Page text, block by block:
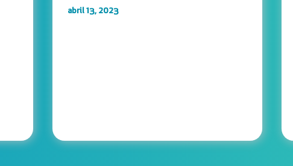
debajo de los promedios
abril 13, 2023